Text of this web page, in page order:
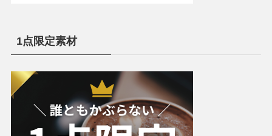
1点限定素材